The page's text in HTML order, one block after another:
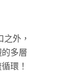
外，
多層
環！